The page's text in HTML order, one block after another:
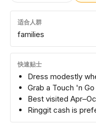
适合人群
families
快速贴士
Dress modestly
Grab a Touch 'n
Best visited
Ringgit cash is